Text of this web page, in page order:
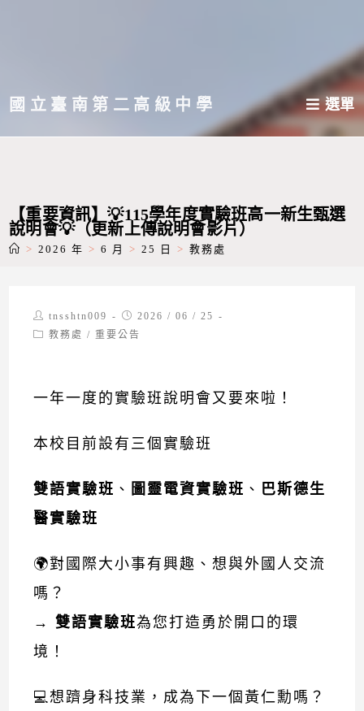
主國立臺南第二高級中學 選單
【重要資訊】💡115學年度實驗班高一新生甄選
說明會💡（更新上傳說明會影片）
> 2026 年 > 6 月 > 25 日 > 教務處
Post
author:
tnsshtn009
Post
published:
2026 / 06 / 25
Post教務處 / 重要公告
一年一度的實驗班說明會又要來啦！
本校目前設有三個實驗班
雙語實驗班 、 圖靈電資實驗班 、 巴斯德生
醫實驗班
🌍對國際大小事有興趣、想與外國人交流
嗎？
→雙語實驗班為您打造勇於開口的環
境！
💻想躋身科技業，成為下一個黃仁勳嗎？